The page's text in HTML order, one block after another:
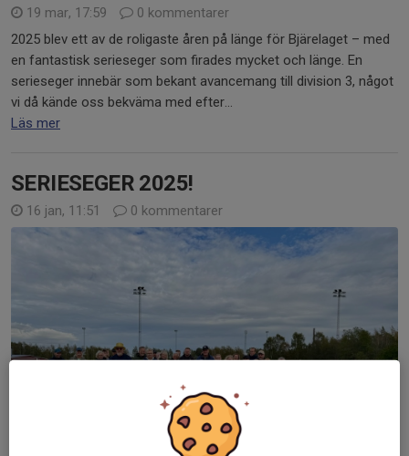
19 mar, 17:59
0 kommentarer
2025 blev ett av de roligaste åren på länge för Bjärelaget – med
en fantastisk serieseger som firades mycket och länge. En
serieseger innebär som bekant avancemang till division 3, något
vi då kände oss bekväma med efter...
Läs mer
SERIESEGER 2025!
16 jan, 11:51 0 kommentarer